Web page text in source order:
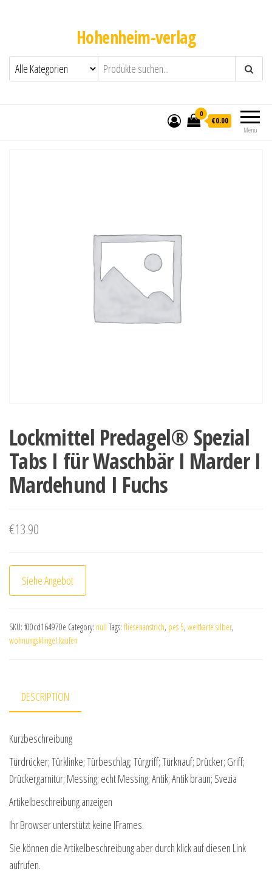
Hohenheim-verlag
Menü
0
€0.00
Lockmittel Predagel® Spezial
Tabs I für Waschbär I Marder I
Mardehund I Fuchs
€13.90
Siehe Angebot
SKU: f00cd164970e Category: null Tags: fliesenanstrich, pes 5, weltkarte silber,
wohnungsklingel kaufen
DESCRIPTION
Kurzbeschreibung
Türdrücker; Türklinke; Türbeschlag; Türgriff; Türknauf; Drücker; Griff;
Drückergarnitur; Messing; echt Messing; Antik; Antik braun; Svezia
Artikelbeschreibung anzeigen
Ihr Browser unterstützt keine IFrames.
Sie können die Artikelbeschreibung aber durch klick auf diesen Link
aufrufen.